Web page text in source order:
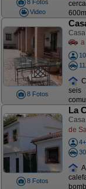
8 Fotos
Video
8 Fotos
a
seis
8 Fotos
La
de